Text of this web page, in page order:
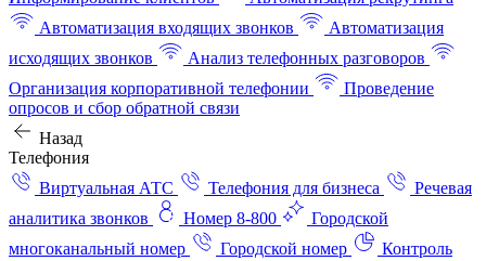
Автоматизация входящих звонков
Автоматизация
исходящих звонков
Анализ телефонных разговоров
Организация корпоративной телефонии
Проведение
опросов и сбор обратной связи
Назад
Телефония
Виртуальная АТС
Телефония для бизнеса
Речевая
аналитика звонков
Номер 8-800
Городской
многоканальный номер
Городской номер
Контроль